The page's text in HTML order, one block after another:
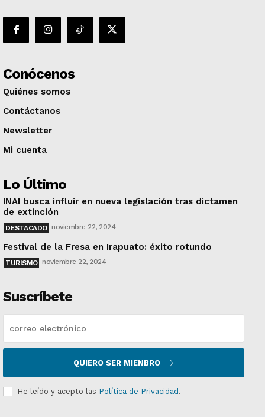
Conócenos
Quiénes somos
Contáctanos
Newsletter
Mi cuenta
Lo Último
INAI busca influir en nueva legislación tras dictamen
de extinción
DESTACADO noviembre 22, 2024
Festival de la Fresa en Irapuato: éxito rotundo
TURISMO noviembre 22, 2024
Suscríbete
QUIERO SER MIENBRO
He leído y acepto las Política de Privacidad.